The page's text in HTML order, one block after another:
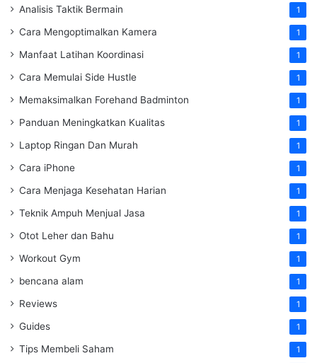
Analisis Taktik Bermain 1
Cara Mengoptimalkan Kamera 1
Manfaat Latihan Koordinasi 1
Cara Memulai Side Hustle 1
Memaksimalkan Forehand Badminton 1
Panduan Meningkatkan Kualitas 1
Laptop Ringan Dan Murah 1
Cara iPhone 1
Cara Menjaga Kesehatan Harian 1
Teknik Ampuh Menjual Jasa 1
Otot Leher dan Bahu 1
Workout Gym 1
bencana alam 1
Reviews 1
Guides 1
Tips Membeli Saham 1